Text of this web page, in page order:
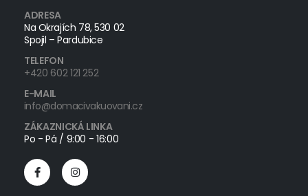
ADRESA
Na Okrajích 78, 530 02
Spojil – Pardubice
TELEFON
+420 602 121 252
E-MAIL
info@domacivakuovani.cz
ZÁKAZNICKÁ LINKA
Po - Pá / 9:00 - 16:00